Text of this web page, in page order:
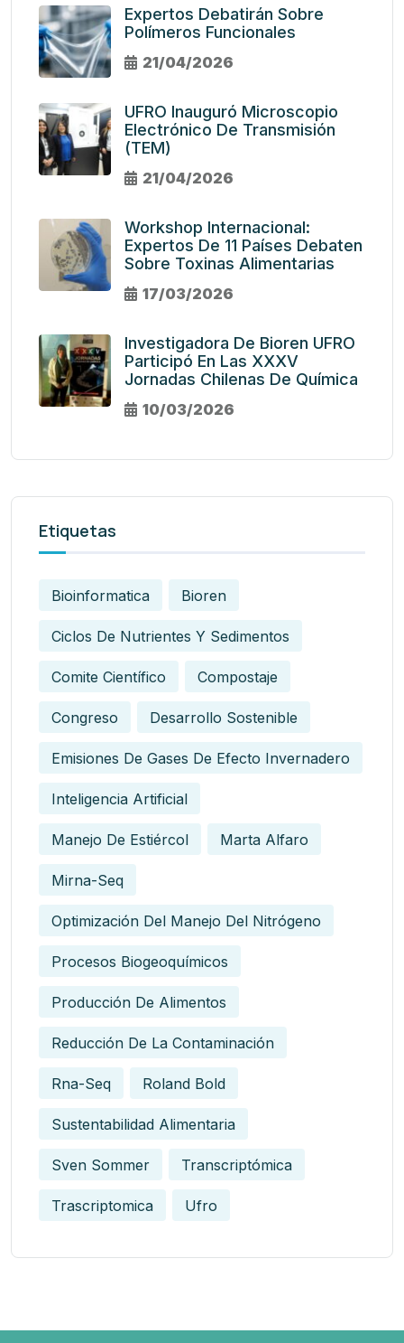
Expertos Debatirán Sobre
Polímeros Funcionales
21/04/2026
UFRO Inauguró Microscopio
Electrónico De Transmisión
(TEM)
21/04/2026
Workshop Internacional:
Expertos De 11 Países Debaten
Sobre Toxinas Alimentarias
17/03/2026
Investigadora De Bioren UFRO
Participó En Las XXXV
Jornadas Chilenas De Química
10/03/2026
Etiquetas
Bioinformatica Bioren
Ciclos De Nutrientes Y Sedimentos
Comite Científico Compostaje
Congreso Desarrollo Sostenible
Emisiones De Gases De Efecto Invernadero
Inteligencia Artificial
Manejo De Estiércol Marta Alfaro
Mirna-Seq
Optimización Del Manejo Del Nitrógeno
Procesos Biogeoquímicos
Producción De Alimentos
Reducción De La Contaminación
Rna-Seq Roland Bold
Sustentabilidad Alimentaria
Sven Sommer Transcriptómica
Trascriptomica Ufro